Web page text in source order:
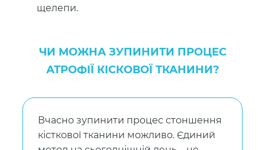
щелепи.
ЧИ МОЖНА ЗУПИНИТИ ПРОЦЕС
АТРОФІЇ КІСКОВОЇ ТКАНИНИ?
Вчасно зупинити процес стоншення
кісткової тканини можливо. Єдиний